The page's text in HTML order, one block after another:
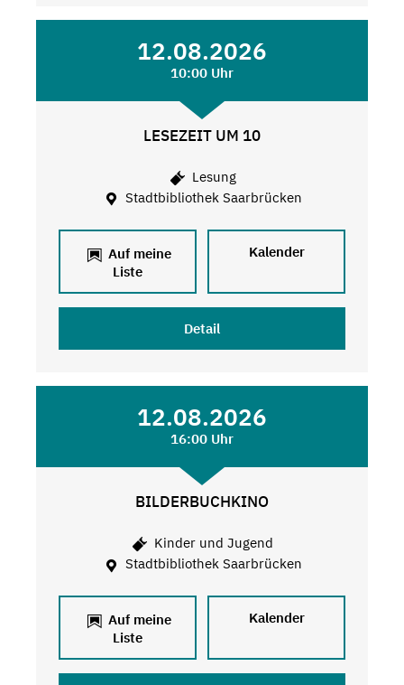
12.08.2026
10:00 Uhr
LESEZEIT UM 10
Lesung
Stadtbibliothek Saarbrücken
Auf meine
Liste
Kalender
Detail
12.08.2026
16:00 Uhr
BILDERBUCHKINO
Kinder und Jugend
Stadtbibliothek Saarbrücken
Auf meine
Liste
Kalender